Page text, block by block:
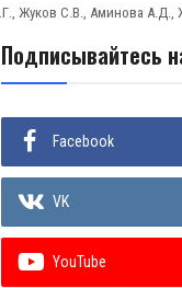
Жуков С.В., Аминова А.Д.,
Подписывайтесь
Facebook
VK
YouTube